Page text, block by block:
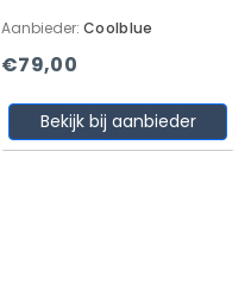
Aanbieder: Coolblue
€79,00
Bekijk bij aanbieder